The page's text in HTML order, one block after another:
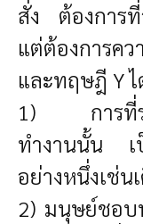
สั่ง ต้องการที่
แต่ต้องการค
และทฤษฎี Y
1) การที่ร่า
ทำงานนั้น เ
อย่างหนึ่งเช่
2) มนุษย์ชอบ